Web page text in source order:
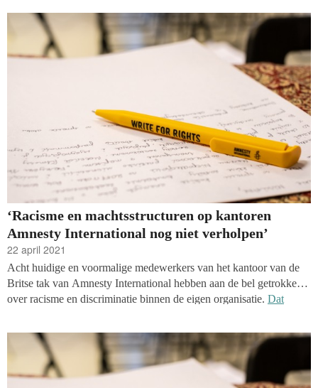
eindverslag van ex-formateur Mariëtte Hamer nog onvoldoende
aandacht is voor de ruimte voor het maatschappelijk middenveld en
refereren in de brief aan besluiten van de demissionaire regering die
de ruimte juist hebben vernauwd.
‘Racisme en machtsstructuren op kantoren
Amnesty International nog niet verholpen’
22 april 2021
Acht huidige en voormalige medewerkers van het kantoor van de
Britse tak van Amnesty International hebben aan de bel getrokken
over racisme en discriminatie binnen de eigen organisatie. Dat
gesloten machtsstructuur die het heel moeilijk maakt voor
medewerkers van regionale kantoren om serieuze kans te maken op
internationale promotie.